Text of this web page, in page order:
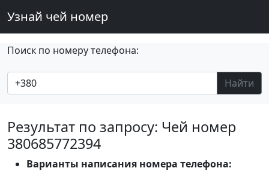
Узнай чей номер
Поиск по номеру телефона:
Найти
Результат по запросу: Чей номер
380685772394
Варианты написания номера телефона: